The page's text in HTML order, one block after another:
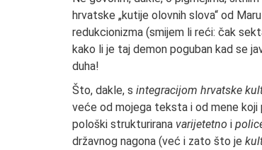
hrvatske „kutije olovnih slova“ od
redukcionizma (smijem li reći: čak
kako li je taj demon poguban kad se
duha!
Što, dakle, s integracijom hrvatske
veće od mojega tek­sta i od mene
pološki strukturirana varijetetno i
državnog nagona (već i zato što je